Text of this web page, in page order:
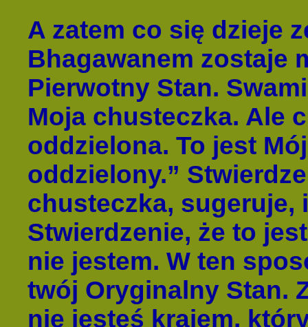
A zatem co się dzieje
Bhagawanem zostaje
Pierwotny Stan.
Moja chusteczka. Ale
oddzielona. To jest
oddzielony.”
chusteczka, sugeruje,
Stwierdzenie, że to
nie jestem. W ten
twój Oryginalny Stan.
nie jesteś krajem,